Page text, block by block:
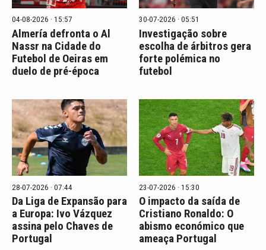
04-08-2026 · 15:57
Almería defronta o Al
Nassr na Cidade do
Futebol de Oeiras em
duelo de pré-época
30-07-2026 · 05:51
Investigação sobre
escolha de árbitros gera
forte polémica no
futebol
28-07-2026 · 07:44
Da Liga de Expansão para
a Europa: Ivo Vázquez
assina pelo Chaves de
Portugal
23-07-2026 · 15:30
O impacto da saída de
Cristiano Ronaldo: O
abismo económico que
ameaça Portugal